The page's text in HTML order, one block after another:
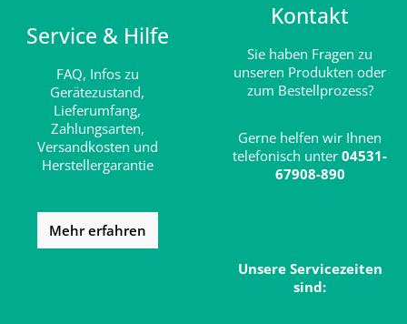
Service & Hilfe
FAQ, Infos zu
Gerätezustand,
Lieferumfang,
Zahlungsarten,
Versandkosten und
Herstellergarantie
Mehr erfahren
Kontakt
Sie haben Fragen zu
unseren Produkten oder
zum Bestellprozess?
Gerne helfen wir Ihnen
telefonisch unter 04531-
67908-890
Unsere Servicezeiten
sind: